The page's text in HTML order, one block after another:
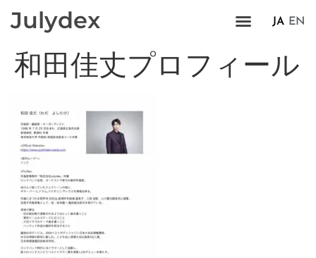
Julydex JA EN
和田佳丈プロフィール